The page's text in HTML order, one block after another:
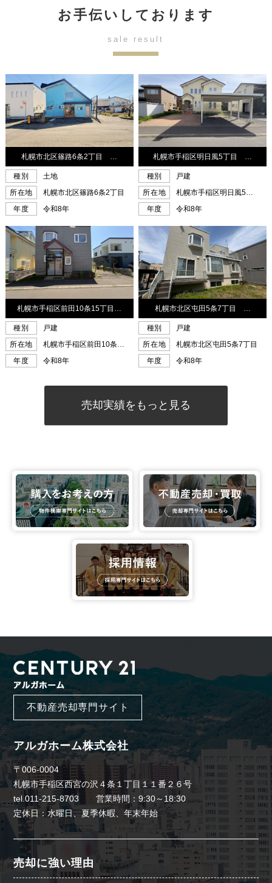
お手伝いしております
sale result
売却実績をもっと見る
不動産売却専門サイト
アルガホーム株式会社
〒006-0004
札幌市手稲区西宮の沢４条１丁目１１番２６号
tel.011-215-8703 営業時間：9:30～18:30
定休日：水曜日、夏季休暇、年末年始
売却に強い理由